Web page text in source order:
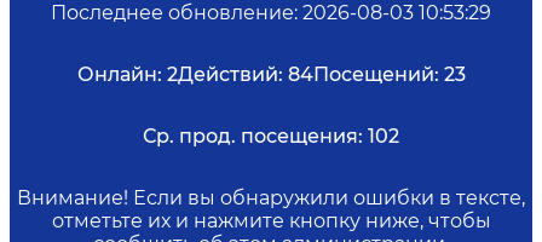
Последнее обновление: 2026-08-03 10:53:29
Онлайн: 2Действий: 84Посещений: 23
Ср. прод. посещения: 102
Внимание! Если вы обнаружили ошибки в тексте,
отметьте их и нажмите кнопку ниже, чтобы